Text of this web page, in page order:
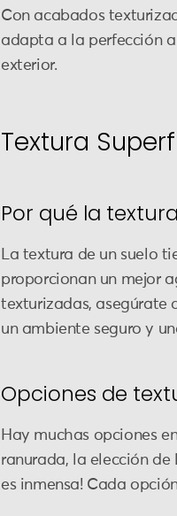
Con acabados
adapta a la perfección
exterior.
Textura
Por qué la
La textura de un suelo
proporcionan un mejor
texturizadas, asegúrate
un ambiente seguro y
Opciones de
Hay muchas opciones
ranurada, la elección
es inmensa! Cada